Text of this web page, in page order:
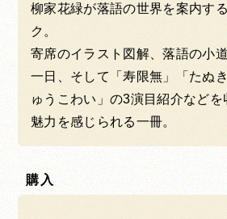
柳家花緑が落語の世界を案内す
ク。
寄席のイラスト図解、落語の小
一日、そして「寿限無」「たぬ
ゅうこわい」の3演目紹介など
魅力を感じられる一冊。
購入